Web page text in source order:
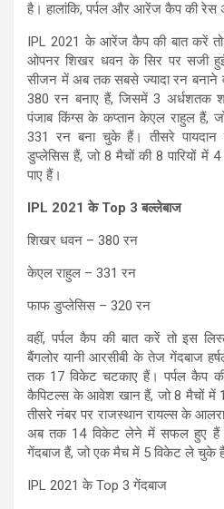
है। हालांकि, पर्पल और आरेंज कैप की रेस
IPL 2021 के आरेंज कैप की बात करें
ओपनर शिखर धवन के सिर पर सजी
सीजन में अब तक सबसे ज्यादा रन बनाने
380 रन बनाए हैं, जिसमें 3 अर्धशतक
पंजाब किंग्स के कप्तान केएल राहुल हैं,
331 रन बना चुके हैं। तीसरे
डुप्लेसिस हैं, जो 8 मैचों की 8 पारियों में
पाए हैं।
IPL 2021 के Top 3 बल्लेबाज
शिखर धवन – 380 रन
केएल राहुल – 331 रन
फाफ डुप्लेसिस – 320 रन
वहीं, पर्पल कैप की बात करें तो इस
बैंगलोर यानी आरसीबी के तेज गेंदबाज
तक 17 विकेट चटकाए हैं। पर्पल कैप
कैपिटल्स के आवेश खान हैं, जो 8 मैचों में
तीसरे नंबर पर राजस्थान रायल्स के
अब तक 14 विकेट लेने में सफल हुए हैं।
गेंदबाज हैं, जो एक मैच में 5 विकेट ले चुके
IPL 2021 के Top 3 गेंदबाज